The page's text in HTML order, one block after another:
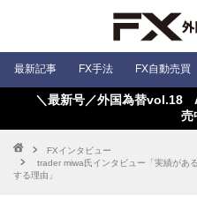
最新記事 FX手法 FX自動売買
＼最新号／外国為替vol.18
売
FXインタビュー
trader miwa氏インタビュー「実績があ
する理由」